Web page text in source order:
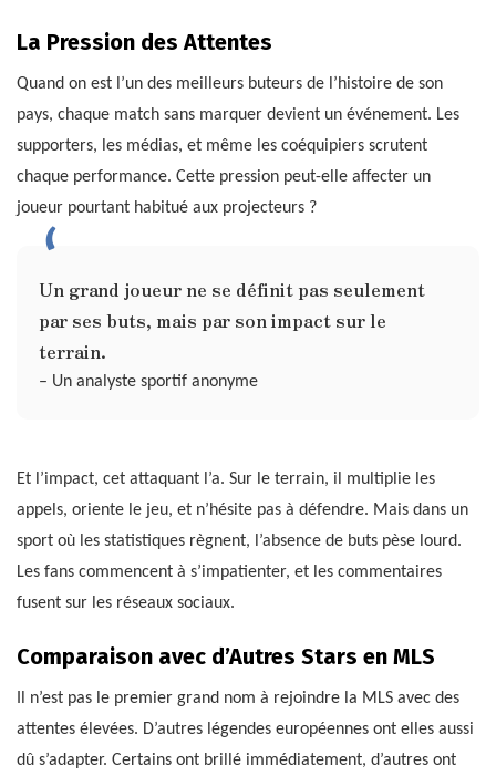
La Pression des Attentes
Quand on est l’un des meilleurs buteurs de l’histoire de son
pays, chaque match sans marquer devient un événement. Les
supporters, les médias, et même les coéquipiers scrutent
chaque performance. Cette pression peut-elle affecter un
joueur pourtant habitué aux projecteurs ?
Un grand joueur ne se définit pas seulement
par ses buts, mais par son impact sur le
terrain.
– Un analyste sportif anonyme
Et l’impact, cet attaquant l’a. Sur le terrain, il multiplie les
appels, oriente le jeu, et n’hésite pas à défendre. Mais dans un
sport où les statistiques règnent, l’absence de buts pèse lourd.
Les fans commencent à s’impatienter, et les commentaires
fusent sur les réseaux sociaux.
Comparaison avec d’Autres Stars en MLS
Il n’est pas le premier grand nom à rejoindre la MLS avec des
attentes élevées. D’autres légendes européennes ont elles aussi
dû s’adapter. Certains ont brillé immédiatement, d’autres ont